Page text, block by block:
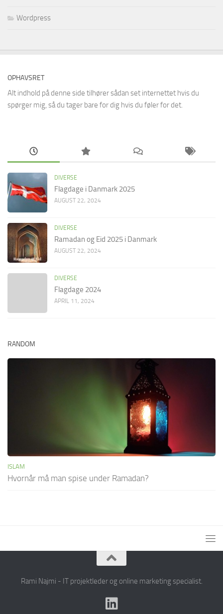
Wordpress
OPHAVSRET
Alt indhold på denne side tilhører sådan set internettet hvis du
spørger mig, så du tager bare for dig hvis du føler for det.
DIVERSE
Flagdage i Danmark 2025
AUGUST 22, 2024
DIVERSE
Ramadan og Eid 2025 i Danmark
AUGUST 22, 2024
DIVERSE
Flagdage 2024
APRIL 11, 2024
RANDOM
ISLAM
Hvornår må man spise under Ramadan?
Rami Najmi - IT projektleder og online marketing specialist.